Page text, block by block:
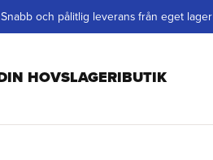
Snabb och pålitlig leverans från eget lager